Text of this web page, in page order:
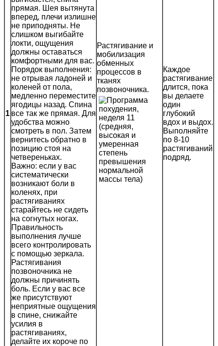
1
прямая. Шея вытянута
вперед, плечи излишне
не приподняты. Не
слишком выгибайте
локти, ощущения
должны оставаться
комфортными для вас.
Порядок выполнения:
не отрывая ладоней и
коленей от пола,
медленно переместите
ягодицы назад. Спина
все так же прямая. Для
удобства можно
смотреть в пол. Затем
вернитесь обратно в
позицию стоя на
четвереньках.
Важно: если у вас
систематически
возникают боли в
коленях, при
растягиваниях
старайтесь не сидеть
на согнутых ногах.
Правильность
выполнения лучше
всего контролировать
с помощью зеркала.
Растягивания
позвоночника не
должны причинять
боль. Если у вас все
же присутствуют
неприятные ощущения
в спине, снижайте
усилия в
растягиваниях,
делайте их короче по
Растягивание и
мобилизация
обменных
процессов в
тканях
позвоночника.
Каждое
растягивание
длится, пока
вы делаете
один
глубокий
вдох и выдох.
Выполняйте
по 8-10
растягиваний
подряд.